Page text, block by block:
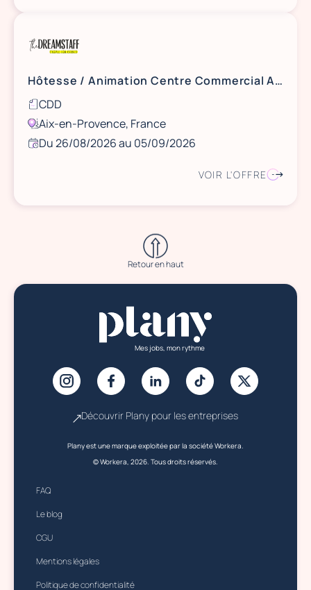
Hôtesse / Animation Centre Commercial Aix La Pioline - 26/29 août et 5 septembre
CDD
Aix-en-Provence, France
Du 26/08/2026 au 05/09/2026
VOIR L'OFFRE
Retour en haut
Mes jobs, mon rythme
Découvrir Plany pour les entreprises
Plany est une marque exploitée par la société Workera.
© Workera, 2026. Tous droits réservés.
FAQ
Le blog
CGU
Mentions légales
Politique de confidentialité